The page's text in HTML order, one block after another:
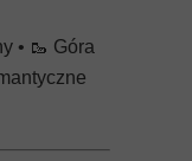
• 🥾 Góra